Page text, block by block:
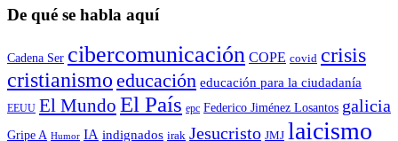
De qué se habla aquí
Cadena Ser cibercomunicación COPE covid crisis
cristianismo educación educación para la ciudadaní­a
EEUU El Mundo El País epc Federico Jiménez Losantos galicia
Gripe A Humor IA indignados irak Jesucristo JMJ laicismo